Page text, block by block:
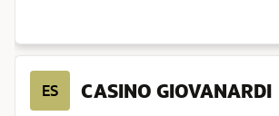
ES CASINO GIOVANARDI